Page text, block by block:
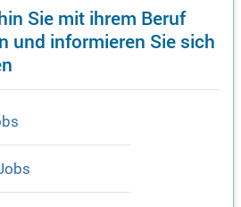
Sie mit ihrem Beruf
und informieren Sie sich